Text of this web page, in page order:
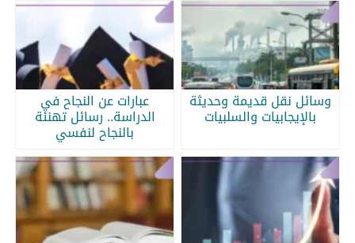
وسائل نقل قديمة وحديثة
بالإيجابيات والسلبيات
عبارات عن النجاح في
الدراسة.. رسائل تهنئة
بالنجاح لنفسي